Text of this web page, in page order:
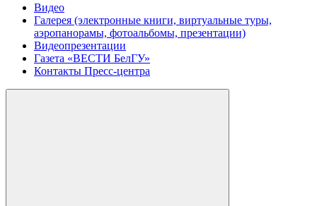
Видео
Галерея (электронные книги, виртуальные туры,
аэропанорамы, фотоальбомы, презентации)
Видеопрезентации
Газета «ВЕСТИ БелГУ»
Контакты Пресс-центра